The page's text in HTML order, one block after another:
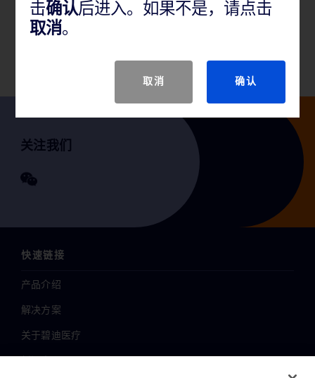
本产品用于肝脏、肾脏、前列腺、乳腺、脾脏、淋巴
结软组织或软组织肿瘤中获得活检组织。
关注我们
快速链接
产品介绍
解决方案
关于碧迪医疗
击确认后进入。如果不是，请点击
取消。
取消 确认